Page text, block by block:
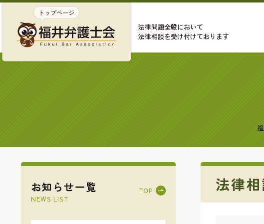
法律問題全般において
法律相談を受け付けております
お知らせ一覧
NEWS LIST
法律